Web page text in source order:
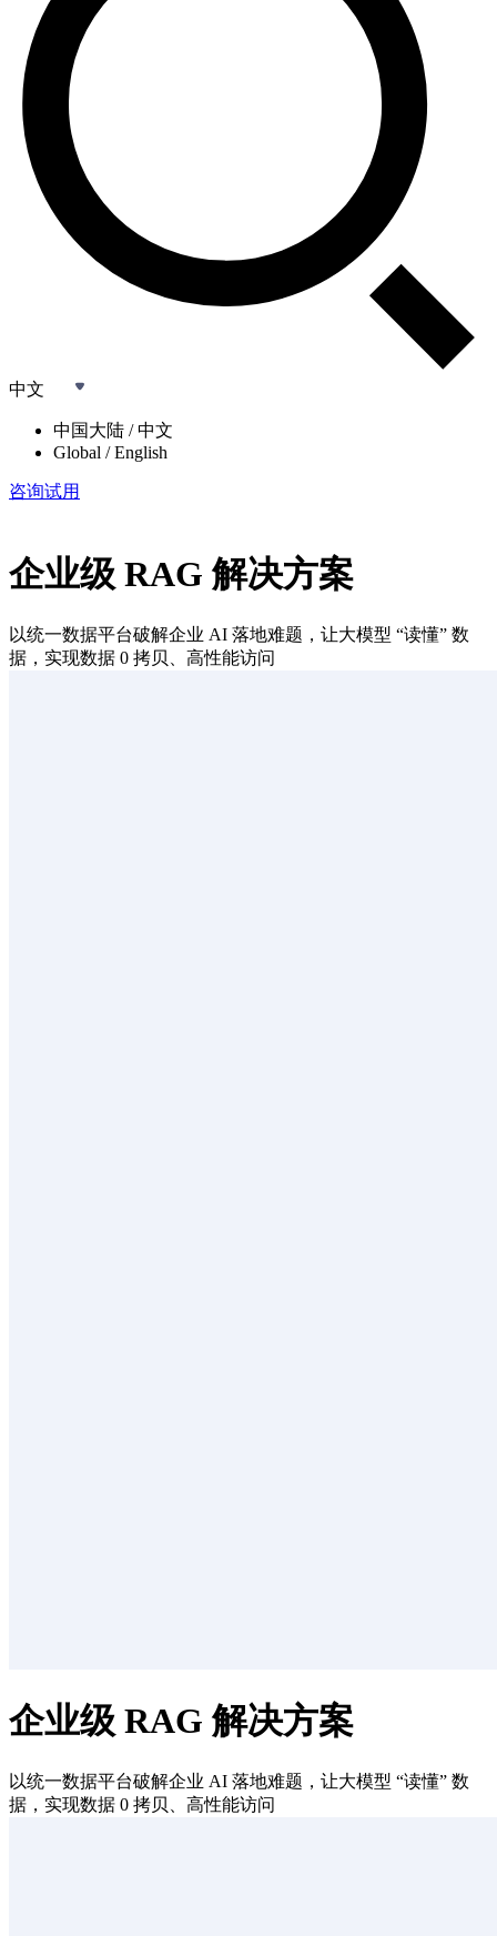
中文
中国大陆 / 中文
Global / English
咨询试用
企业级 RAG 解决方案
以统一数据平台破解企业 AI 落地难题，让大模型 “读懂” 数
据，实现数据 0 拷贝、高性能访问
企业级 RAG 解决方案
以统一数据平台破解企业 AI 落地难题，让大模型 “读懂” 数
据，实现数据 0 拷贝、高性能访问